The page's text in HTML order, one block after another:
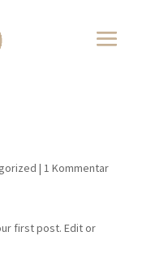
| 1 Kommentar
first post. Edit or